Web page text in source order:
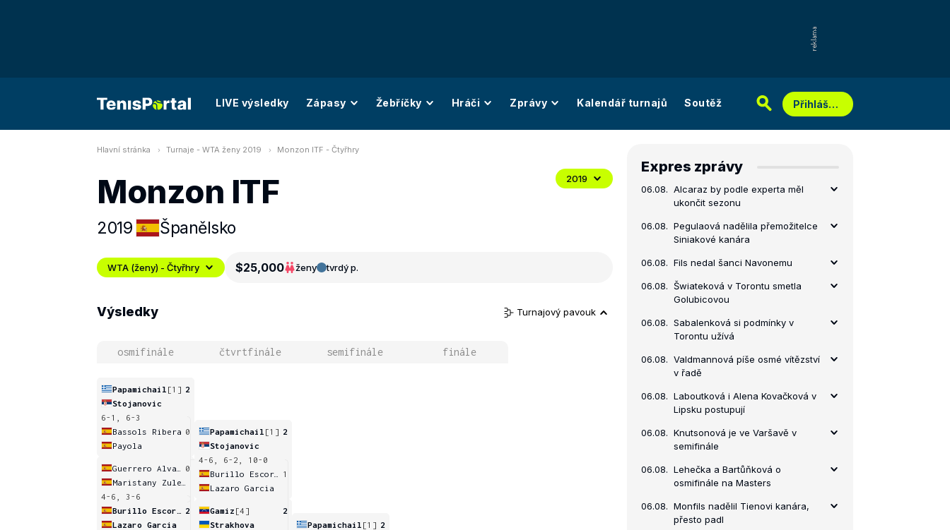
LIVE výsledky Zápasy Žebříčky Hráči Zprávy Kalendář turnajů Soutěž Přihlášení
Hlavní stránka Turnaje - WTA ženy 2019 Monzon ITF - Čtyřhry
Monzon ITF
2019 Španělsko
2019
WTA (ženy) - Čtyřhry $25,000 ženy tvrdý p.
Výsledky Turnajový pavouk
osmifinále čtvrtfinále semifinále finále
Papamichail [1] 2
Stojanovic
6-1, 6-3
Bassols Ribera 0
Payola
0
4-6, 3-6
2
Lazaro Garcia
Papamichail [1] 2
Stojanovic
4-6, 6-2, 10-0
1
Lazaro Garcia
Gamiz [4]
2
Strakhova
Papamichail [1] 2
Expres zprávy
06.08. Alcaraz by podle experta měl
ukončit sezonu
06.08. Pegulaová nadělila přemožitelce
Siniakové kanára
06.08. Fils nedal šanci Navonemu
06.08. Šwiateková v Torontu smetla
Golubicovou
06.08. Sabalenková si podmínky v
Torontu užívá
06.08. Valdmannová píše osmé vítězství
v řadě
06.08. Laboutková i Alena Kovačková v
Lipsku postupují
06.08. Knutsonová je ve Varšavě v
semifinále
06.08. Lehečka a Bartůňková o
osmifinále na Masters
06.08. Monfils nadělil Tienovi kanára,
přesto padl